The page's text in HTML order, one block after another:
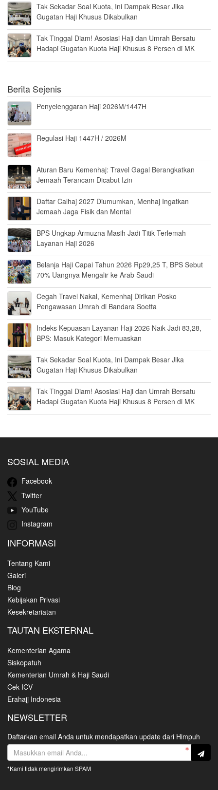
Tak Sekadar Soal Kuota, Ini Dampak Besar Jika
Gugatan Haji Khusus Dikabulkan
Tak Tinggal Diam! Asosiasi Haji dan Umrah Bersatu
Hadapi Gugatan Kuota Haji Khusus 8 Persen di MK
Berita Sejenis
Penyelenggaran Haji 2026M/1447H
Regulasi Haji 1447H / 2026M
Aturan Baru Kemenhaj: Travel Gagal Berangkatkan
Jemaah Terancam Dicabut Izin
Daftar Calhaj 2027 Diumumkan, Menhaj Ingatkan
Jemaah Jaga Fisik dan Mental
BPS Ungkap Armuzna Masih Jadi Titik Terlemah
Layanan Haji 2026
Belanja Haji Capai Tahun 2026 Rp29,25 T, BPS Sebut
70% Uangnya Mengalir ke Arab Saudi
Cegah Travel Nakal, Kemenhaj Dirikan Posko
Pengawasan Umrah di Bandara Soetta
Indeks Kepuasan Layanan Haji 2026 Naik Jadi 83,28,
BPS: Masuk Kategori Memuaskan
Tak Sekadar Soal Kuota, Ini Dampak Besar Jika
Gugatan Haji Khusus Dikabulkan
Tak Tinggal Diam! Asosiasi Haji dan Umrah Bersatu
Hadapi Gugatan Kuota Haji Khusus 8 Persen di MK
SOSIAL MEDIA
Facebook
Twitter
YouTube
Instagram
INFORMASI
Tentang Kami
Galeri
Blog
Kebijakan Privasi
Kesekretariatan
TAUTAN EKSTERNAL
Kementerian Agama
Siskopatuh
Kementerian Umrah & Haji Saudi
Cek ICV
Erahajj Indonesia
NEWSLETTER
Daftarkan email Anda untuk mendapatkan update dari Himpuh
*Kami tidak mengirimkan SPAM